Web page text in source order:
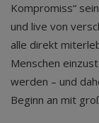
Kompromiss“
und live von
alle direkt
Menschen
werden – und
Beginn an mit